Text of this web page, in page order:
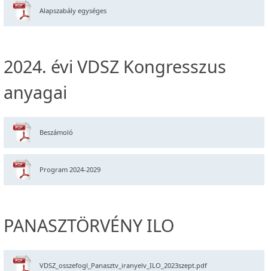
Alapszabály egységes
2024. évi VDSZ Kongresszus
anyagai
Beszámoló
Program 2024-2029
PANASZTÖRVÉNY ILO
VDSZ_osszefogl_Panasztv_iranyelv_ILO_2023szept.pdf